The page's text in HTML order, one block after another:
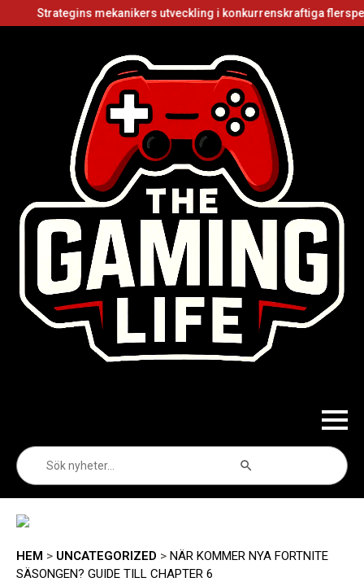
mekanikers utveckling i konkurrenskraftiga
efter:
HEM > UNCATEGORIZED > NÄR KOMMER NYA FORTNITE
SÄSONGEN? GUIDE TILL CHAPTER 6